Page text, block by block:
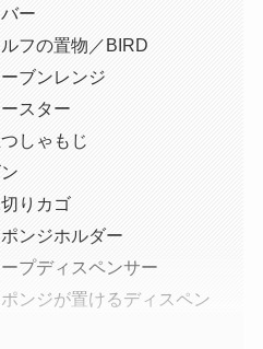
ー
フの置物／BIRD
ブンレンジ
スター
しゃもじ
りカゴ
ンジホルダー
プディスペンサー
ンジが置けるディスペン